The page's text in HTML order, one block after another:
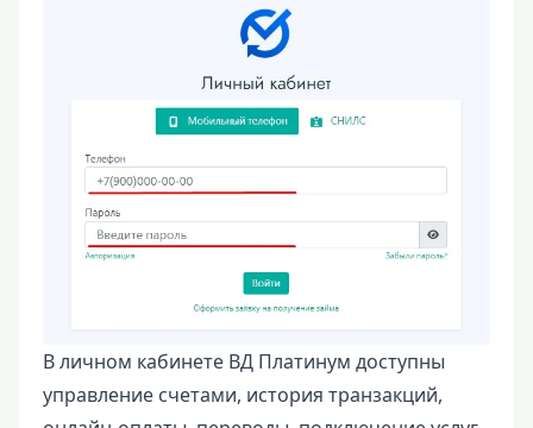
В личном кабинете ВД Платинум доступны
управление счетами, история транзакций,